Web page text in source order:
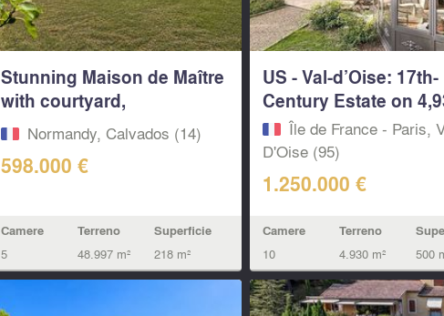
Stunning Maison de Maître
with courtyard,
equestrian...
Normandy, Calvados (14)
598.000 €
Camere
5
Terreno
48.997 m²
Superficie
218 m²
US - Val-d’Oise: 17th-
Century Estate on
Île de France - Paris,
D'Oise (95)
1.250.000 €
Camere
10
Terreno
4.930 m² 500